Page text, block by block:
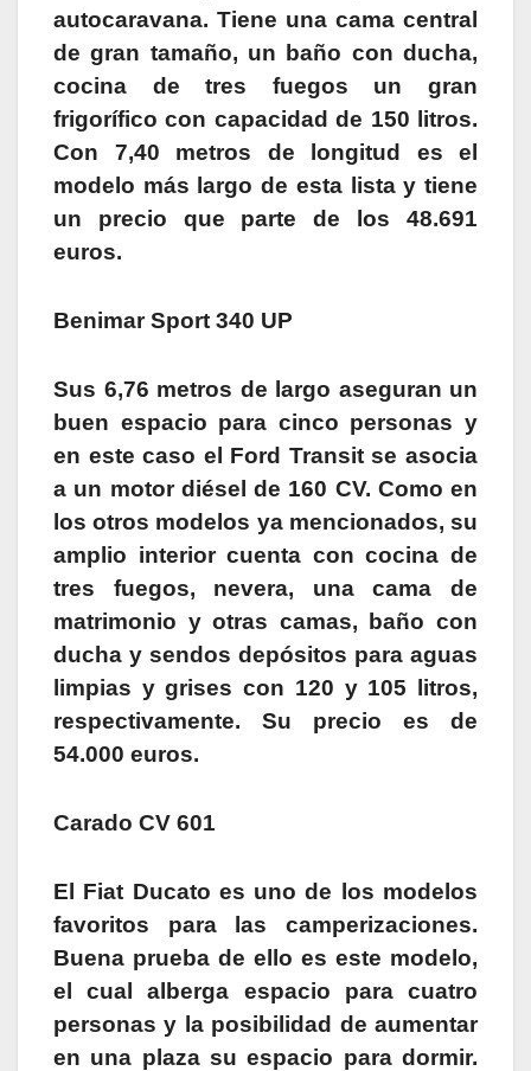
autocaravana. Tiene una cama central
de gran tamaño, un baño con ducha,
cocina de tres fuegos un gran
frigorífico con capacidad de 150 litros.
Con 7,40 metros de longitud es el
modelo más largo de esta lista y tiene
un precio que parte de los 48.691
euros.
Benimar Sport 340 UP
Sus 6,76 metros de largo aseguran un
buen espacio para cinco personas y
en este caso el Ford Transit se asocia
a un motor diésel de 160 CV. Como en
los otros modelos ya mencionados, su
amplio interior cuenta con cocina de
tres fuegos, nevera, una cama de
matrimonio y otras camas, baño con
ducha y sendos depósitos para aguas
limpias y grises con 120 y 105 litros,
respectivamente. Su precio es de
54.000 euros.
Carado CV 601
El Fiat Ducato es uno de los modelos
favoritos para las camperizaciones.
Buena prueba de ello es este modelo,
el cual alberga espacio para cuatro
personas y la posibilidad de aumentar
en una plaza su espacio para dormir.